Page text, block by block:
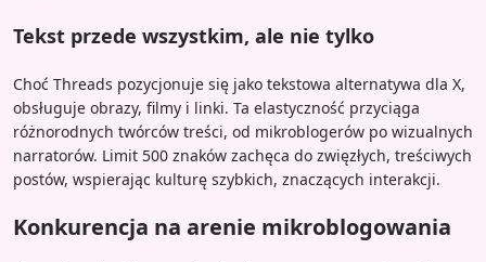
Tekst przede wszystkim, ale nie tylko
Choć Threads pozycjonuje się jako tekstowa alternatywa dla X,
obsługuje obrazy, filmy i linki. Ta elastyczność przyciąga
różnorodnych twórców treści, od mikroblogerów po wizualnych
narratorów. Limit 500 znaków zachęca do zwięzłych, treściwych
postów, wspierając kulturę szybkich, znaczących interakcji.
Konkurencja na arenie mikroblogowania